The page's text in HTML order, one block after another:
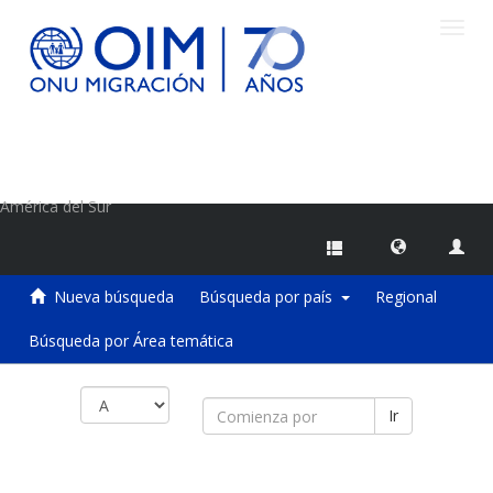
América del Sur
Nueva búsqueda Búsqueda por país Regional
Búsqueda por Área temática
Ir